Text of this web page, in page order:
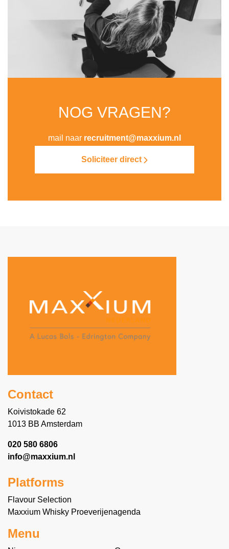
NOG VRAGEN?
mail naar recruitment@maxxium.nl
Soliciteer direct
Contact
Koivistokade 62
1013 BB Amsterdam
020 580 6806
info@maxxium.nl
Platforms
Flavour Selection
Maxxium Whisky Proeverijenagenda
Menu